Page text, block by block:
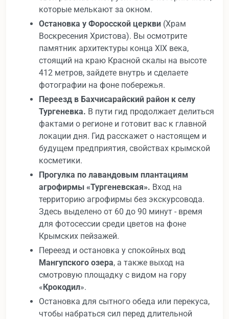
которые мелькают за окном.
Остановка у Форосской церкви (Храм
Воскресения Христова). Вы осмотрите
памятник архитектуры конца XIX века,
стоящий на краю Красной скалы на высоте
412 метров, зайдете внутрь и сделаете
фотографии на фоне побережья.
Переезд в Бахчисарайский район к селу
Тургеневка. В пути гид продолжает делиться
фактами о регионе и готовит вас к главной
локации дня. Гид расскажет о настоящем и
будущем предприятия, свойствах крымской
косметики.
Прогулка по лавандовым плантациям
агрофирмы «Тургеневская». Вход на
территорию агрофирмы без экскурсовода.
Здесь выделено от 60 до 90 минут - время
для фотосессии среди цветов на фоне
Крымских пейзажей.
Переезд и остановка у спокойных вод
Мангупского озера, а также выход на
смотровую площадку с видом на гору
«Крокодил».
Остановка для сытного обеда или перекуса,
чтобы набраться сил перед длительной